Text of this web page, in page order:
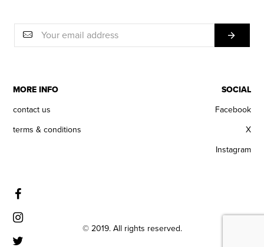
MORE INFO
contact us
terms & conditions
SOCIAL
Facebook
X
Instagram
© 2019. All rights reserved.